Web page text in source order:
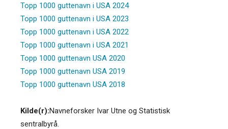
Topp 1000 guttenavn i USA 2024
Topp 1000 guttenavn i USA 2023
Topp 1000 guttenavn i USA 2022
Topp 1000 guttenavn i USA 2021
Topp 1000 guttenavn USA 2020
Topp 1000 guttenavn USA 2019
Topp 1000 guttenavn USA 2018
Kilde(r):Navneforsker Ivar Utne og Statistisk
sentralbyrå.